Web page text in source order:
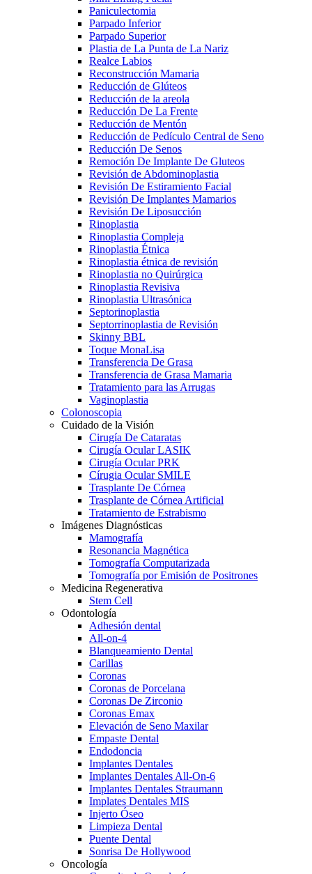
Paniculectomia
Parpado Inferior
Parpado Superior
Plastia de La Punta de La Nariz
Realce Labios
Reconstrucción Mamaria
Reducción de Glúteos
Reducción de la areola
Reducción De La Frente
Reducción de Mentón
Reducción de Pedículo Central de Seno
Reducción De Senos
Remoción De Implante De Gluteos
Revisión de Abdominoplastia
Revisión De Estiramiento Facial
Revisión De Implantes Mamarios
Revisión De Liposucción
Rinoplastia
Rinoplastia Compleja
Rinoplastia Étnica
Rinoplastia étnica de revisión
Rinoplastia no Quirúrgica
Rinoplastia Revisiva
Rinoplastia Ultrasónica
Septorinoplastia
Septorrinoplastia de Revisión
Skinny BBL
Toque MonaLisa
Transferencia De Grasa
Transferencia de Grasa Mamaria
Tratamiento para las Arrugas
Vaginoplastia
Colonoscopia
Cuidado de la Visión
Cirugía De Cataratas
Cirugía Ocular LASIK
Cirugía Ocular PRK
Círugia Ocular SMILE
Trasplante De Córnea
Trasplante de Córnea Artificial
Tratamiento de Estrabismo
Imágenes Diagnósticas
Mamografía
Resonancia Magnética
Tomografía Computarizada
Tomografía por Emisión de Positrones
Medicina Regenerativa
Stem Cell
Odontología
Adhesión dental
All-on-4
Blanqueamiento Dental
Carillas
Coronas
Coronas de Porcelana
Coronas De Zirconio
Coronas Emax
Elevación de Seno Maxilar
Empaste Dental
Endodoncia
Implantes Dentales
Implantes Dentales All-On-6
Implantes Dentales Straumann
Implates Dentales MIS
Injerto Óseo
Limpieza Dental
Puente Dental
Sonrisa De Hollywood
Oncología